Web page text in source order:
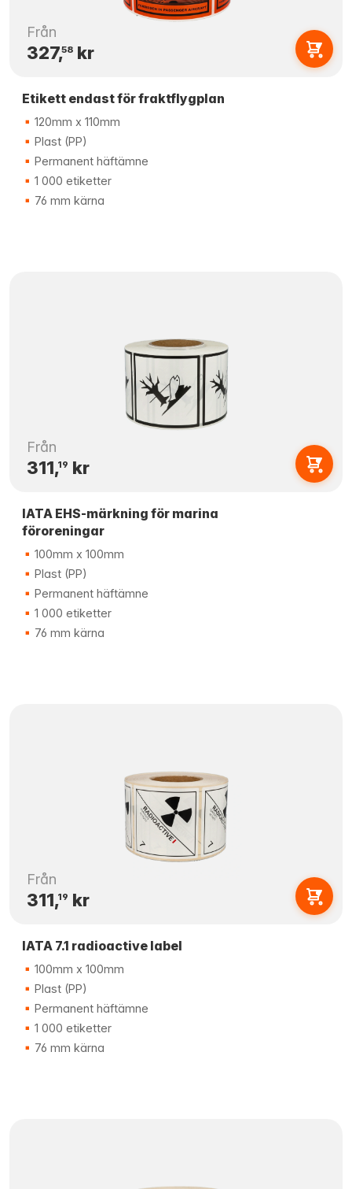
Från
327,58kr
Etikett endast för fraktflygplan
120mm x 110mm
Plast (PP)
Permanent häftämne
1 000 etiketter
76 mm kärna
Från
311,19 kr
IATA EHS-märkning för marina
föroreningar
100mm x 100mm
Plast (PP)
Permanent häftämne
1 000 etiketter
76 mm kärna
Från
311,19 kr
IATA 7.1 radioactive label
100mm x 100mm
Plast (PP)
Permanent häftämne
1 000 etiketter
76 mm kärna